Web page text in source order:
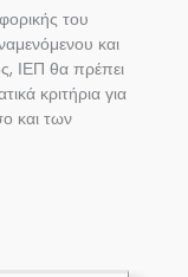
του
και
ΙΕΠ θα πρέπει
κριτήρια για
και των